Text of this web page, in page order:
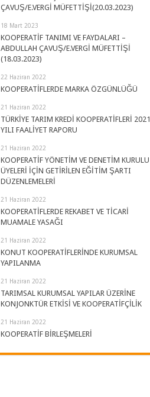
ÇAVUŞ/E.VERGİ MÜFETTİŞİ(20.03.2023)
18 Mart 2023
KOOPERATİF TANIMI VE FAYDALARI –
ABDULLAH ÇAVUŞ/E.VERGİ MÜFETTİŞİ
(18.03.2023)
22 Haziran 2022
KOOPERATİFLERDE MARKA ÖZGÜNLÜĞÜ
21 Haziran 2022
TÜRKİYE TARIM KREDİ KOOPERATİFLERİ 2021
YILI FAALİYET RAPORU
21 Haziran 2022
KOOPERATİF YÖNETİM VE DENETİM KURULU
ÜYELERİ İÇİN GETİRİLEN EĞİTİM ŞARTI
DÜZENLEMELERİ
21 Haziran 2022
KOOPERATİFLERDE REKABET VE TİCARİ
MUAMALE YASAĞI
21 Haziran 2022
KONUT KOOPERATİFLERİNDE KURUMSAL
YAPILANMA
21 Haziran 2022
TARIMSAL KURUMSAL YAPILAR ÜZERİNE
KONJONKTÜR ETKİSİ VE KOOPERATİFÇİLİK
21 Haziran 2022
KOOPERATİF BİRLEŞMELERİ